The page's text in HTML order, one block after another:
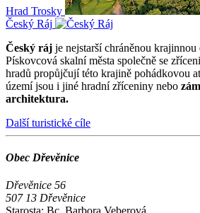
Hrad Trosky
Český Ráj
Český ráj je nejstarší chráněnou krajinnou
Pískovcová skalní města společně se
hradů propůjčují této krajině pohádkovou
území jsou i jiné hradní zříceniny nebo
architektura.
Další turistické cíle
Obec Dřevěnice
Dřevěnice 56
507 13 Dřevěnice